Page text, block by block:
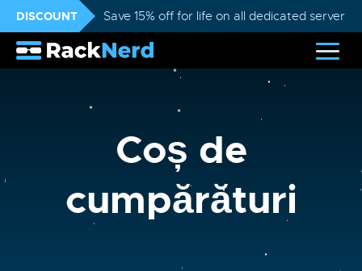
DISCOUNT Save 15% off for life on all dedicated servers
Coș de
cumpărături